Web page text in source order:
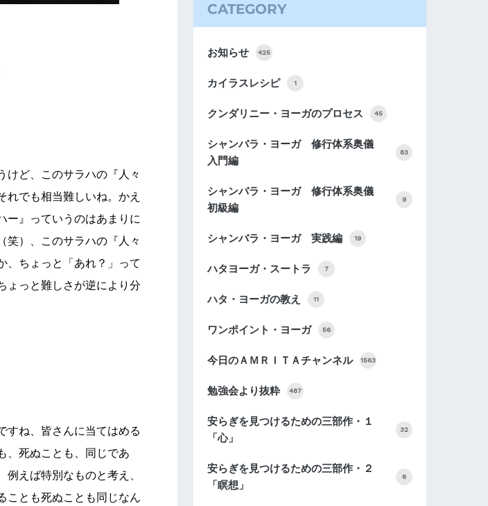
ど、このサラハの『人々
れでも相当難しいね。かえ
ー』っていうのはあまりに
笑）、このサラハの『人々
、ちょっと「あれ？」って
ょっと難しさが逆により分
すね、皆さんに当てはめる
、死ぬことも、同じであ
えば特別なものと考え、
ことも死ぬことも同じなん
CATEGORY
お知らせ 425
カイラスレシピ 1
クンダリニー・ヨーガのプロセス 45
シャンバラ・ヨーガ 修行体系奥儀
入門編
83
シャンバラ・ヨーガ 修行体系奥儀
初級編
9
シャンバラ・ヨーガ 実践編 19
ハタヨーガ・スートラ 7
ハタ・ヨーガの教え 11
ワンポイント・ヨーガ 56
今日のＡＭＲＩＴＡチャンネル 1563
勉強会より抜粋 487
安らぎを見つけるための三部作・１
「心」
32
安らぎを見つけるための三部作・２
「瞑想」
6